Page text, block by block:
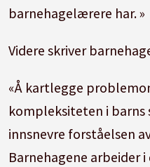
barnehagelærere har. »
Videre skriver
«Å kartlegge
kompleksiteten i
innsnevre forståelsen
Barnehagene arbeider